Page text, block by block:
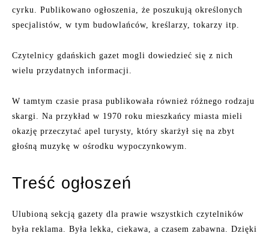
cyrku. Publikowano ogłoszenia, że poszukują określonych
specjalistów, w tym budowlańców, kreślarzy, tokarzy itp.
Czytelnicy gdańskich gazet mogli dowiedzieć się z nich
wielu przydatnych informacji.
W tamtym czasie prasa publikowała również różnego rodzaju
skargi. Na przykład w 1970 roku mieszkańcy miasta mieli
okazję przeczytać apel turysty, który skarżył się na zbyt
głośną muzykę w ośrodku wypoczynkowym.
Treść ogłoszeń
Ulubioną sekcją gazety dla prawie wszystkich czytelników
była reklama. Była lekka, ciekawa, a czasem zabawna. Dzięki